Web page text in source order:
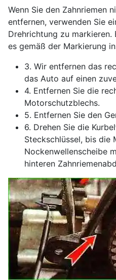
Wenn Sie den Zahnriemen
entfernen, verwenden Sie
Drehrichtung zu markieren.
es gemäß der Markierung
3. Wir entfernen das
das Auto auf einen
4. Entfernen Sie die
Motorschutzblechs.
5. Entfernen Sie den
6. Drehen Sie die
Steckschlüssel, bis die
Nockenwellenscheibe
hinteren